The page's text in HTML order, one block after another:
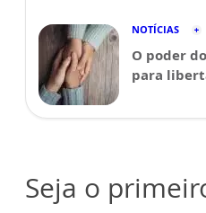
NOTÍCIAS
O poder
para
Seja o